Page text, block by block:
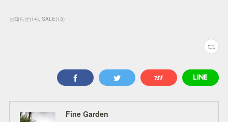
お知らせ(14) SALE(13)
Fine Garden